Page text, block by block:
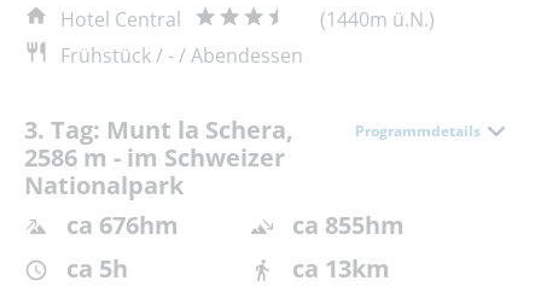
Hotel Central
(1440m ü.N.)
Frühstück / - / Abendessen
3. Tag: Munt la Schera,
2586 m - im Schweizer
Nationalpark
Programmdetails
ca 676hm
ca 855hm
ca 5h
ca 13km